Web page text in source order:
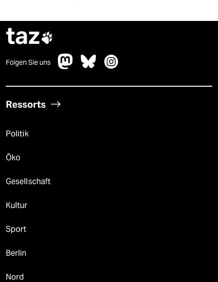
taz
Folgen Sie uns
Ressorts
Politik
Öko
Gesellschaft
Kultur
Sport
Berlin
Nord